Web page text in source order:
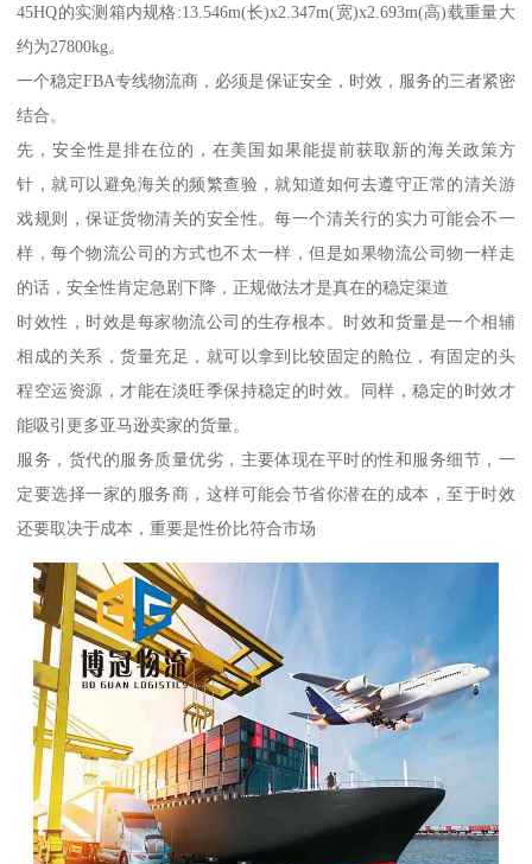
45HQ的实测箱内规格:13.546m(长)x2.347m(宽)x2.693m(高)载重量大
约为27800kg。
一个稳定FBA专线物流商，必须是保证安全，时效，服务的三者紧密
结合。
先，安全性是排在位的，在美国如果能提前获取新的海关政策方
针，就可以避免海关的频繁查验，就知道如何去遵守正常的清关游
戏规则，保证货物清关的安全性。每一个清关行的实力可能会不一
样，每个物流公司的方式也不太一样，但是如果物流公司物一样走
的话，安全性肯定急剧下降，正规做法才是真在的稳定渠道
时效性，时效是每家物流公司的生存根本。时效和货量是一个相辅
相成的关系，货量充足，就可以拿到比较固定的舱位，有固定的头
程空运资源，才能在淡旺季保持稳定的时效。同样，稳定的时效才
能吸引更多亚马逊卖家的货量。
服务，货代的服务质量优劣，主要体现在平时的性和服务细节，一
定要选择一家的服务商，这样可能会节省你潜在的成本，至于时效
还要取决于成本，重要是性价比符合市场